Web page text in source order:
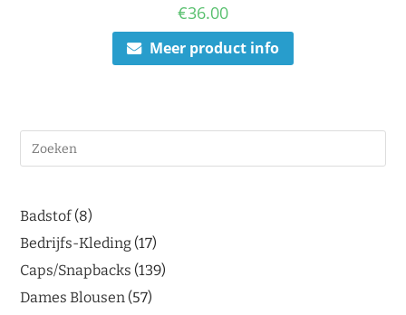
€36.00
Meer product info
Badstof 8
Bedrijfs-Kleding 17
Caps/Snapbacks 139
Dames Blousen 57